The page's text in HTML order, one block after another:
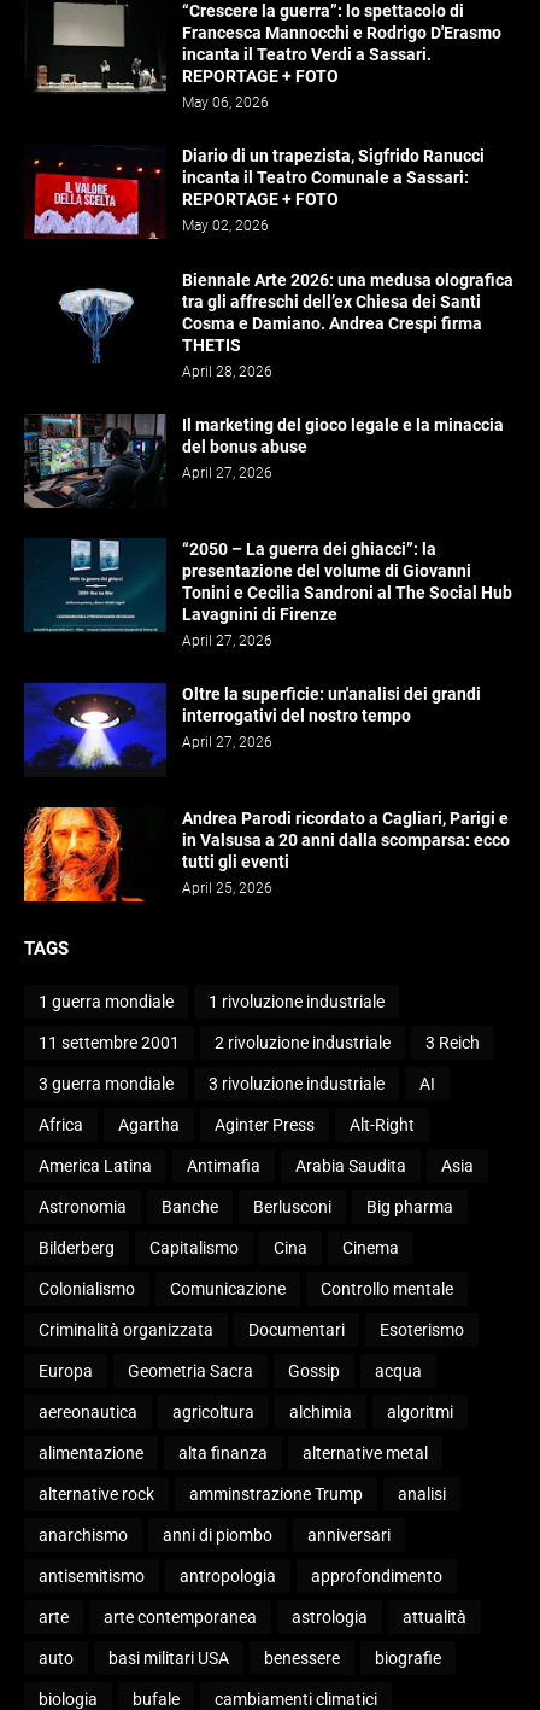
“Crescere la guerra”: lo spettacolo di
Francesca Mannocchi e Rodrigo D'Erasmo
incanta il Teatro Verdi a Sassari.
REPORTAGE + FOTO
May 06, 2026
Diario di un trapezista, Sigfrido Ranucci
incanta il Teatro Comunale a Sassari:
REPORTAGE + FOTO
May 02, 2026
Biennale Arte 2026: una medusa olografica
tra gli affreschi dell’ex Chiesa dei Santi
Cosma e Damiano. Andrea Crespi firma
THETIS
April 28, 2026
Il marketing del gioco legale e la minaccia
del bonus abuse
April 27, 2026
“2050 – La guerra dei ghiacci”: la
presentazione del volume di Giovanni
Tonini e Cecilia Sandroni al The Social Hub
Lavagnini di Firenze
April 27, 2026
Oltre la superficie: un'analisi dei grandi
interrogativi del nostro tempo
April 27, 2026
Andrea Parodi ricordato a Cagliari, Parigi e
in Valsusa a 20 anni dalla scomparsa: ecco
tutti gli eventi
April 25, 2026
TAGS
1 guerra mondiale 1 rivoluzione industriale
11 settembre 2001 2 rivoluzione industriale 3 Reich
3 guerra mondiale 3 rivoluzione industriale AI
Africa Agartha Aginter Press Alt-Right
America Latina Antimafia Arabia Saudita Asia
Astronomia Banche Berlusconi Big pharma
Bilderberg Capitalismo Cina Cinema
Colonialismo Comunicazione Controllo mentale
Criminalità organizzata Documentari Esoterismo
Europa Geometria Sacra Gossip acqua
aereonautica agricoltura alchimia algoritmi
alimentazione alta finanza alternative metal
alternative rock amminstrazione Trump analisi
anarchismo anni di piombo anniversari
antisemitismo antropologia approfondimento
arte arte contemporanea astrologia attualità
auto basi militari USA benessere biografie
biologia bufale cambiamenti climatici